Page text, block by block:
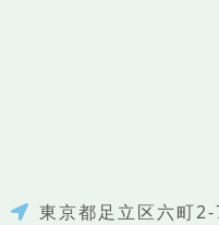
東京都足立区六町